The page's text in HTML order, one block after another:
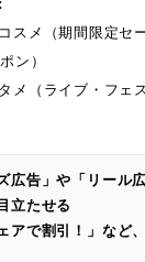
スメ（期間限定セー
ン）
メ（ライブ・フェ
広告」や「リール
立たせる
アで割引！」など